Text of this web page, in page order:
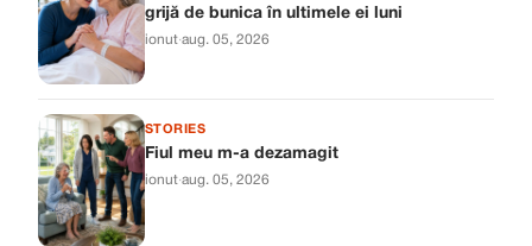
grijă de bunica în ultimele ei luni
ionut·aug. 05, 2026
STORIES
Fiul meu m-a dezamagit
ionut·aug. 05, 2026